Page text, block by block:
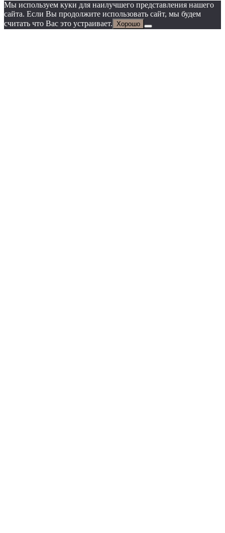
Мы используем куки для наилучшего представления нашего
сайта. Если Вы продолжите использовать сайт, мы будем
считать что Вас это устраивает. Хорошо